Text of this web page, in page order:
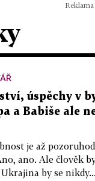
úspěchy v
a Babiše ale
je až
ano. Ale člověk
by se nikdy...